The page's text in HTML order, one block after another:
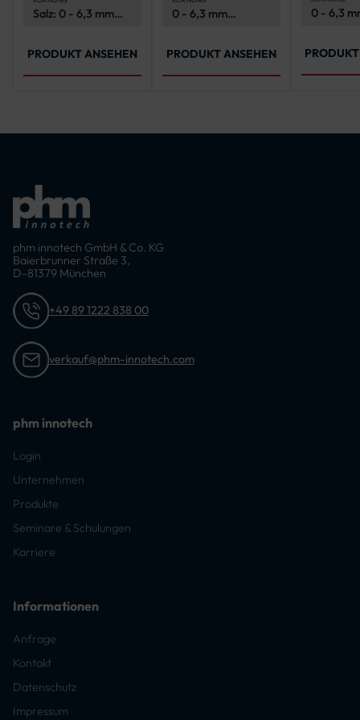
Salz: 0 - 6,3 mm
PRODUKT ANSEHEN
0 - 6,3 mm
PRODUKT ANSEHEN
0 - 6,3
phm innotech GmbH & Co. KG
Baierbrunner Straße 3,
D-81379 München
+49 89 1222 838 00
verkauf@phm-innotech.com
phm innotech
Login
Unternehmen
Produkte
Seminare & Schulungen
Karriere
Informationen
Anfrage
Kontakt
Datenschutz
Impressum